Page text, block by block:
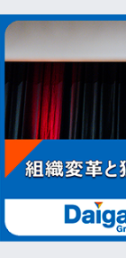
サステナビリティ
IR情報
採用情報
プレスリリース